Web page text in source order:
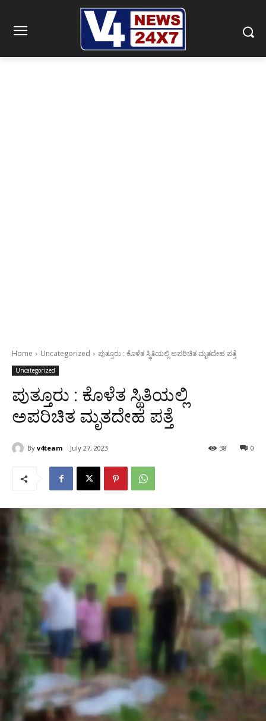
Home Uncategorized ಪುತ್ತೂರು : ಕೊಳೆತ ಸ್ಥಿತಿಯಲ್ಲಿ ಅಪರಿಚಿತ ಮೃತದೇಹ ಪತ್ತೆ
Uncategorized
ಪುತ್ತೂರು : ಕೊಳೆತ ಸ್ಥಿತಿಯಲ್ಲಿ
ಅಪರಿಚಿತ ಮೃತದೇಹ ಪತ್ತೆ
By v4team July 27, 2023 0
38